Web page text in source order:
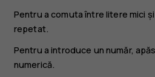
Pentru a comuta între litere mici
repetat.
Pentru a introduce un număr,
numerică.